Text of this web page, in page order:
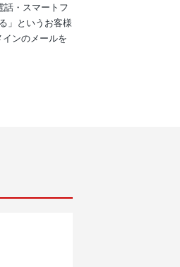
話・スマートフ
」というお客様
ンのメールを